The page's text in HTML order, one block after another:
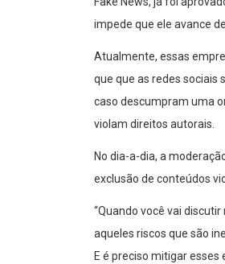
impede que ele avance
Atualmente, essas
que que as redes sociais
caso descumpram uma
violam direitos autorais.
No dia-a-dia, a
exclusão de conteúdos
“Quando você vai
aqueles riscos que são
E é preciso mitigar